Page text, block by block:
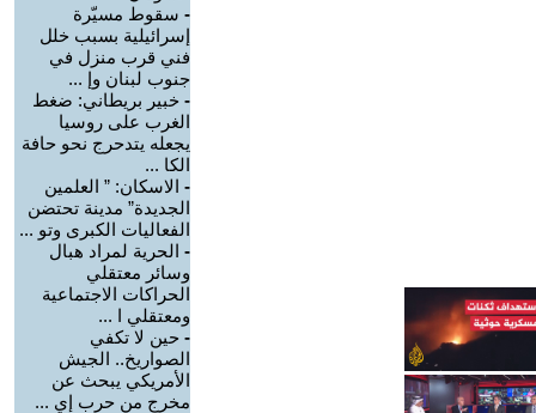
- سقوط مسيّرة
إسرائيلية بسبب خلل
فني قرب منزل في
جنوب لبنان وإ ...
- خبير بريطاني: ضغط
الغرب على روسيا
يجعله يتدحرج نحو حافة
الكا ...
- الاسكان: ” العلمين
الجديدة” مدينة تحتضن
الفعاليات الكبرى وتو ...
- الحرية لمراد هبال
وسائر معتقلي
الحراكات الاجتماعية
ومعتقلي ا ...
- حين لا تكفي
الصواريخ.. الجيش
الأمريكي يبحث عن
مخرج من حرب إي ...